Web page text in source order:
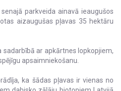
parkveida ainavā ieaugušos
aizaugušas pļavas 35 hektāru
ar apkārtnes lopkopjiem,
apsaimniekošanu.
ka šādas pļavas ir vienas no